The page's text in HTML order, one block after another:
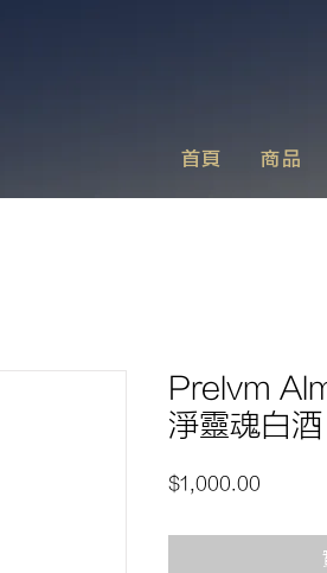
首頁 商品
Prelvm
淨靈魂白酒
$1,000.00